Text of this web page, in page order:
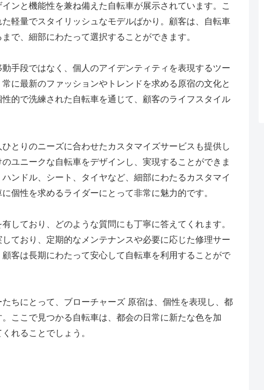
ンと機能性を兼ね備えた自転車が展示されています。こ
軽量でスタイリッシュなモデルばかり。顧客は、自転車
で、細部にわたって選択することができます。
手段ではなく、個人のアイデンティティを表現するツー
に最新のファッションやトレンドを求める原宿の文化と
的で洗練された自転車を通じて、顧客のライフスタイル
とりのニーズに合わせたカスタマイズサービスも提供し
ユニークな自転車をデザインし、実現することができま
ンドル、シート、タイヤなど、細部にわたるカスタマイ
個性を求めるライダーにとって非常に魅力的です。
しており、どのような質問にも丁寧に答えてくれます。
ており、定期的なメンテナンスや必要に応じた修理サー
客は長期にわたって安心して自転車を利用することがで
ちにとって、ブローチャーズ 原宿は、個性を表現し、都
ここで見つかる自転車は、都会の日常に新たな色を加
れることでしょう。